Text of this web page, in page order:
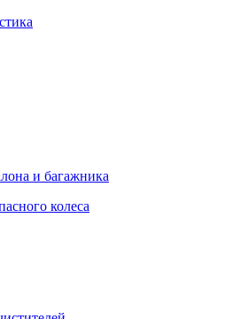
и багажника
колеса